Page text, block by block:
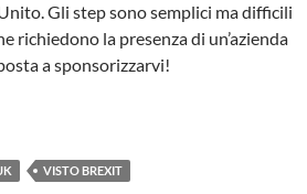
Gli step sono semplici ma difficili
richiedono la presenza di un’azienda
a sponsorizzarvi!
Ottenere Un Visto Lavoro in UK dopo
VISTO BREXIT